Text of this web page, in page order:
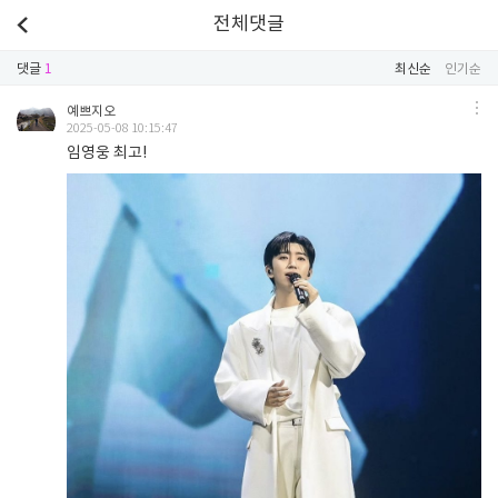
전체댓글
댓글 1 최신순 인기순
예쁘지오
2025-05-08 10:15:47
임영웅 최고!